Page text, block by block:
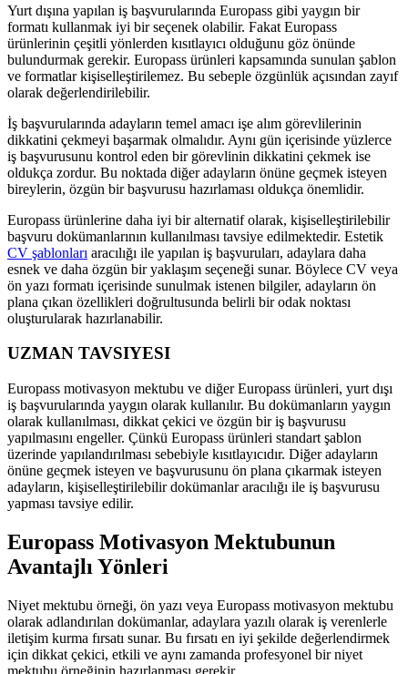
Yurt dışına yapılan iş başvurularında Europass gibi yaygın bir
formatı kullanmak iyi bir seçenek olabilir. Fakat Europass
ürünlerinin çeşitli yönlerden kısıtlayıcı olduğunu göz önünde
bulundurmak gerekir. Europass ürünleri kapsamında sunulan şablon
ve formatlar kişiselleştirilemez. Bu sebeple özgünlük açısından zayıf
olarak değerlendirilebilir.
İş başvurularında adayların temel amacı işe alım görevlilerinin
dikkatini çekmeyi başarmak olmalıdır. Aynı gün içerisinde yüzlerce
iş başvurusunu kontrol eden bir görevlinin dikkatini çekmek ise
oldukça zordur. Bu noktada diğer adayların önüne geçmek isteyen
bireylerin, özgün bir başvurusu hazırlaması oldukça önemlidir.
Europass ürünlerine daha iyi bir alternatif olarak, kişiselleştirilebilir
başvuru dokümanlarının kullanılması tavsiye edilmektedir. Estetik
CV şablonları aracılığı ile yapılan iş başvuruları, adaylara daha
esnek ve daha özgün bir yaklaşım seçeneği sunar. Böylece CV veya
ön yazı formatı içerisinde sunulmak istenen bilgiler, adayların ön
plana çıkan özellikleri doğrultusunda belirli bir odak noktası
oluşturularak hazırlanabilir.
UZMAN TAVSIYESI
Europass motivasyon mektubu ve diğer Europass ürünleri, yurt dışı
iş başvurularında yaygın olarak kullanılır. Bu dokümanların yaygın
olarak kullanılması, dikkat çekici ve özgün bir iş başvurusu
yapılmasını engeller. Çünkü Europass ürünleri standart şablon
üzerinde yapılandırılması sebebiyle kısıtlayıcıdır. Diğer adayların
önüne geçmek isteyen ve başvurusunu ön plana çıkarmak isteyen
adayların, kişiselleştirilebilir dokümanlar aracılığı ile iş başvurusu
yapması tavsiye edilir.
Europass Motivasyon Mektubunun
Avantajlı Yönleri
Niyet mektubu örneği, ön yazı veya Europass motivasyon mektubu
olarak adlandırılan dokümanlar, adaylara yazılı olarak iş verenlerle
iletişim kurma fırsatı sunar. Bu fırsatı en iyi şekilde değerlendirmek
için dikkat çekici, etkili ve aynı zamanda profesyonel bir niyet
mektubu örneğinin hazırlanması gerekir.